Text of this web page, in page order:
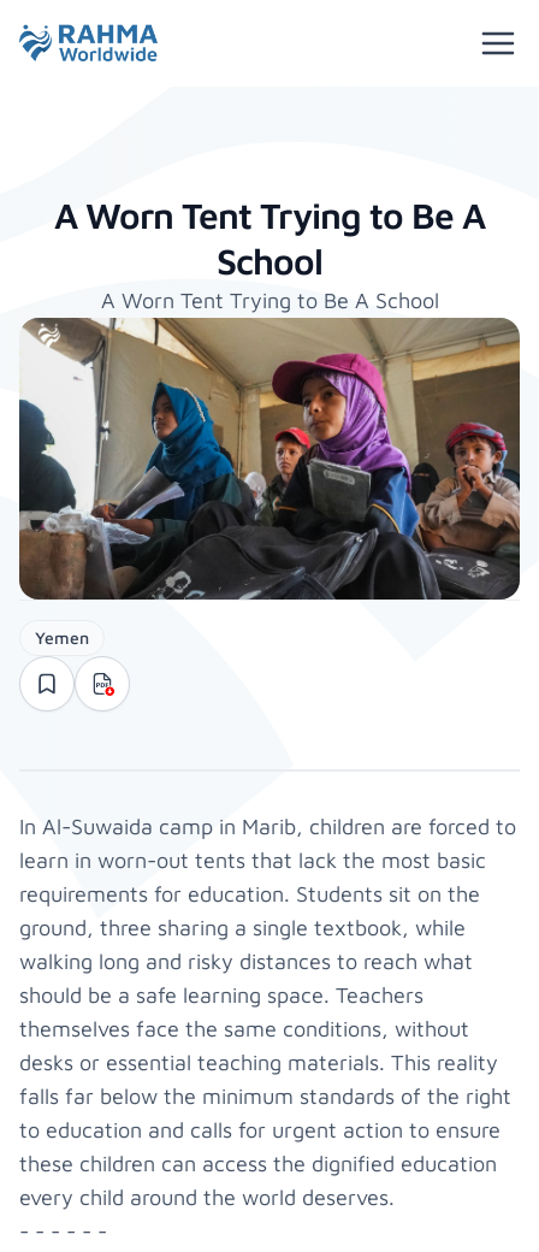
A Worn Tent Trying to Be A
School
A Worn Tent Trying to Be A School
Yemen
In Al-Suwaida camp in Marib, children are forced to
learn in worn-out tents that lack the most basic
requirements for education. Students sit on the
ground, three sharing a single textbook, while
walking long and risky distances to reach what
should be a safe learning space. Teachers
themselves face the same conditions, without
desks or essential teaching materials. This reality
falls far below the minimum standards of the right
to education and calls for urgent action to ensure
these children can access the dignified education
every child around the world deserves.
- - - - - -